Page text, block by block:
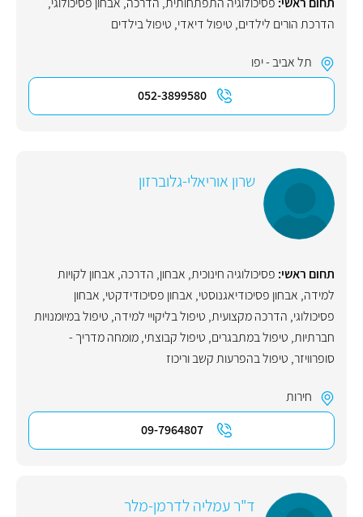
הדרכת הורים לילדים, טיפול דיאדי, טיפול בילדים
תל אביב - יפו
052-3899580
שרון אוריאלי-גלוברזון
תחום ראשי: פסיכולוגיה חינוכית, אבחון, הדרכה, אבחון לקויות
למידה, אבחון פסיכודיאגנוסטי, אבחון פסיכודידקטי, אבחון
פסיכולוגי, הדרכה מקצועית, טיפול בליקויי למידה, טיפול במיומנויות
חברתיות, טיפול במתבגרים, טיפול קבוצתי,מומחה מדריך -
סופרוויזר, טיפול בהפרעות קשב וריכוז
חירות
09-7964807
ד"ר עמליה לדרמן-מלר